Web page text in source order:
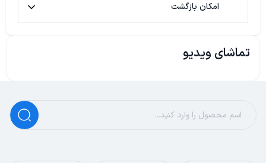
امکان بازگشت
تماشای ویدیو